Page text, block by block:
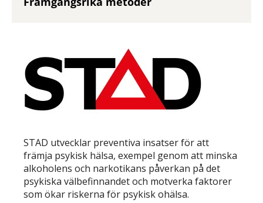
STAD utvecklar preventiva insatser för att
främja psykisk hälsa, exempel genom att minska
alkoholens och narkotikans påverkan på det
psykiska välbefinnandet och motverka faktorer
som ökar riskerna för psykisk ohälsa.